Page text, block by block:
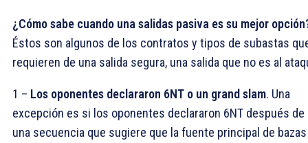
¿Cómo sabe cuando una salidas pasiva es su mejor
Éstos son algunos de los contratos y tipos de subastas
requieren de una salida segura, una salida que no es al
1 – Los oponentes declararon 6NT o un grand slam. Una
excepción es si los oponentes declararon 6NT después de
una secuencia que sugiere que la fuente principal de bazas